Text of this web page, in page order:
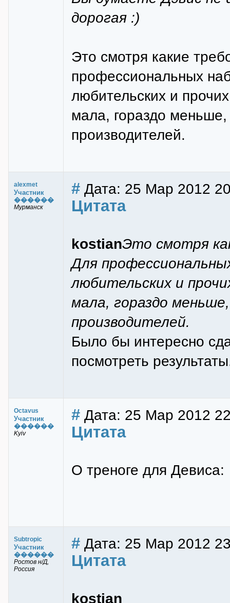
дорогая :)
Это смотря какие
профессиональных
любительских и
мала, гораздо
производителей.
alexmet
Участник
������
Мурманск
# Дата: 25 Мар 2012
Цитата
kostianЭто смотря
Для
любительских и
мала, гораздо
производителей.
Было бы интересно
посмотреть
Octavus
Участник
������
Kyiv
# Дата: 25 Мар 2012
Цитата
О треноге для Девиса:
Subtropic
Участник
������
Ростов н/Д,
Россия
# Дата: 25 Мар 2012
Цитата
kostian